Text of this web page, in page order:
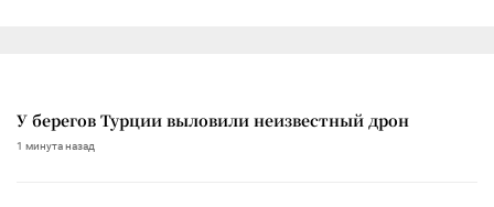
У берегов Турции выловили неизвестный дрон
1 минута назад